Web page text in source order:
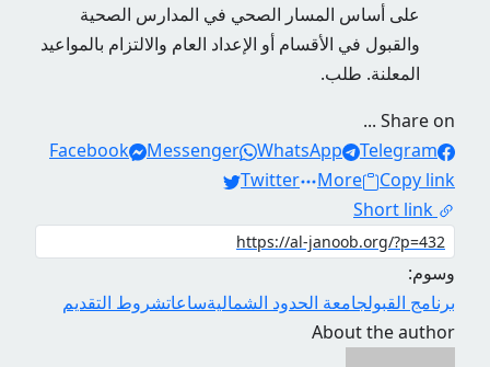
على أساس المسار الصحي في المدارس الصحية
والقبول في الأقسام أو الإعداد العام والالتزام بالمواعيد
المعلنة. طلب.
Share on ...
Facebook
Messenger WhatsApp
Telegram
Twitter
More
Copy link
Short link
وسوم:
برنامج القبولجامعة الحدود الشماليةساعاتشروط التقديم
About the author